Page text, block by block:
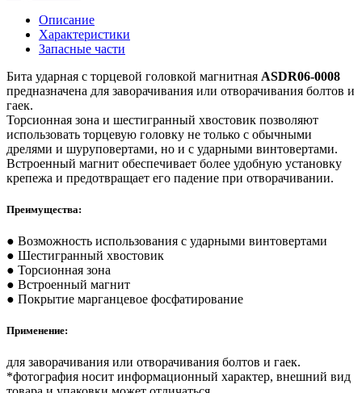
Описание
Характеристики
Запасные части
Бита ударная с торцевой головкой магнитная ASDR06-0008
предназначена для заворачивания или отворачивания болтов и
гаек.
Торсионная зона и шестигранный хвостовик позволяют
использовать торцевую головку не только с обычными
дрелями и шуруповертами, но и с ударными винтовертами.
Встроенный магнит обеспечивает более удобную установку
крепежа и предотвращает его падение при отворачивании.
Преимущества:
● Возможность использования с ударными винтовертами
● Шестигранный хвостовик
● Торсионная зона
● Встроенный магнит
● Покрытие марганцевое фосфатирование
Применение:
для заворачивания или отворачивания болтов и гаек.
*фотография носит информационный характер, внешний вид